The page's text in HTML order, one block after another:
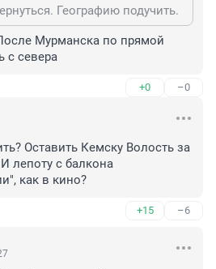
Географию подучить.
Мурманска по прямой
с севера
+0 –0
Оставить Кемску Волость за
лепоту с балкона
как в кино?
+15 –6